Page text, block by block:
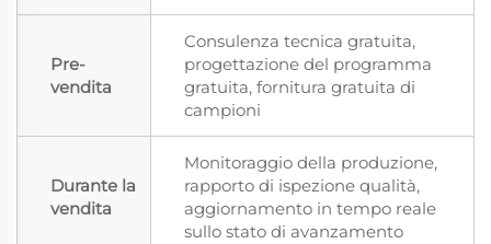
Pre-
vendita
Consulenza tecnica gratuita,
progettazione del programma
gratuita, fornitura gratuita di
campioni
Durante la
vendita
Monitoraggio della produzione,
rapporto di ispezione qualità,
aggiornamento in tempo reale
sullo stato di avanzamento